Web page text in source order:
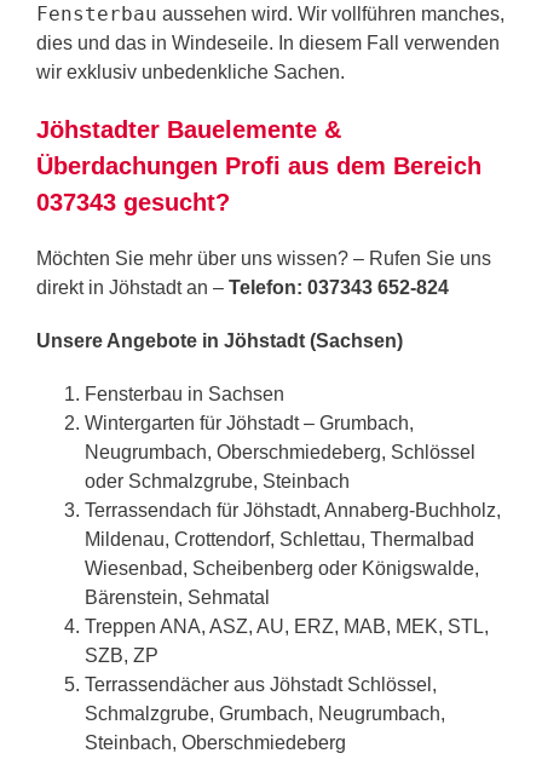
Fensterbau aussehen wird. Wir vollführen manches,
dies und das in Windeseile. In diesem Fall verwenden
wir exklusiv unbedenkliche Sachen.
Jöhstadter Bauelemente &
Überdachungen Profi aus dem Bereich
037343 gesucht?
Möchten Sie mehr über uns wissen? – Rufen Sie uns
direkt in Jöhstadt an – Telefon: 037343 652-824
Unsere Angebote in Jöhstadt (Sachsen)
Fensterbau in Sachsen
Wintergarten für Jöhstadt – Grumbach,
Neugrumbach, Oberschmiedeberg, Schlössel
oder Schmalzgrube, Steinbach
Terrassendach für Jöhstadt, Annaberg-Buchholz,
Mildenau, Crottendorf, Schlettau, Thermalbad
Wiesenbad, Scheibenberg oder Königswalde,
Bärenstein, Sehmatal
Treppen ANA, ASZ, AU, ERZ, MAB, MEK, STL,
SZB, ZP
Terrassendächer aus Jöhstadt Schlössel,
Schmalzgrube, Grumbach, Neugrumbach,
Steinbach, Oberschmiedeberg